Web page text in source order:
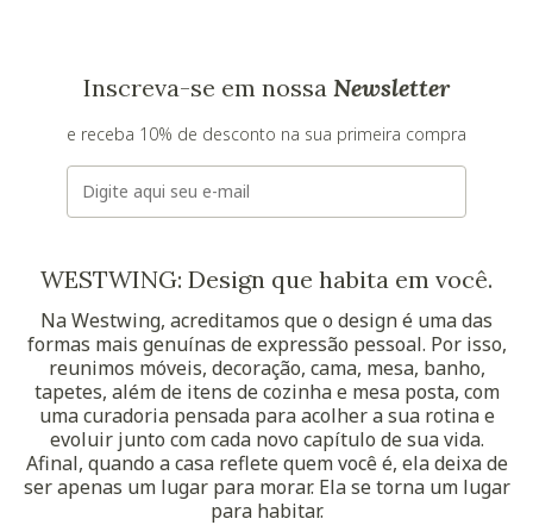
Inscreva-se em nossa Newsletter
e receba 10% de desconto na sua primeira compra
E-mail
WESTWING: Design que habita em você.
Na Westwing, acreditamos que o design é uma das
formas mais genuínas de expressão pessoal. Por isso,
reunimos móveis, decoração, cama, mesa, banho,
tapetes, além de itens de cozinha e mesa posta, com
uma curadoria pensada para acolher a sua rotina e
evoluir junto com cada novo capítulo de sua vida.
Afinal, quando a casa reflete quem você é, ela deixa de
ser apenas um lugar para morar. Ela se torna um lugar
para habitar.